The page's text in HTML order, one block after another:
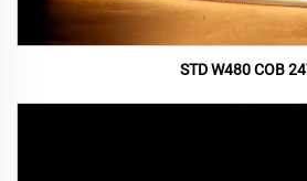
STD W480 COB